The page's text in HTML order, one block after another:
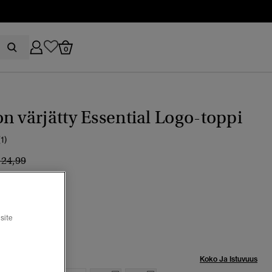
0
värjätty Essential Logo-toppi
alennettu hinnasta
hintaan
Koko Ja Istuvuus